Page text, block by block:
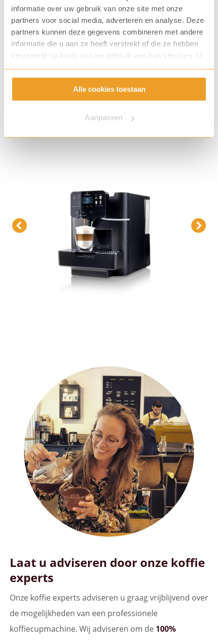
informatie over uw gebruik van onze site met onze
partners voor social media, adverteren en analyse. Deze
partners kunnen deze gegevens combineren met andere
informatie die u aan ze heeft verstrekt of die ze hebben
verzameld op basis van uw gebruik van hun services. U
gaat akkoord met onze cookies als u onze website blijft
gebruiken.
Alle cookies toestaan
Aanpassen
Een impressie uit ons assortiment
Bekijk alle capsulemachines
Laat u adviseren door onze koffie
experts
Onze koffie experts adviseren u graag vrijblijvend over
de mogelijkheden van een professionele
koffiecupmachine. Wij adviseren om de 100%